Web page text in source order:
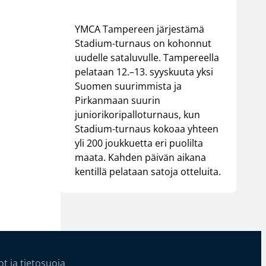
YMCA Tampereen järjestämä
Stadium-turnaus on kohonnut
uudelle sataluvulle. Tampereella
pelataan 12.–13. syyskuuta yksi
Suomen suurimmista ja
Pirkanmaan suurin
juniorikoripalloturnaus, kun
Stadium-turnaus kokoaa yhteen
yli 200 joukkuetta eri puolilta
maata. Kahden päivän aikana
kentillä pelataan satoja otteluita.
ja tietosuoja